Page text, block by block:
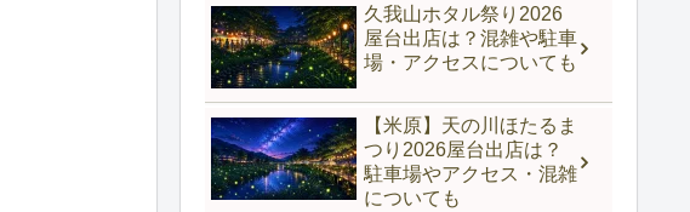
久我山ホタル祭り2026
屋台出店は？混雑や駐車
場・アクセスについても
【米原】天の川ほたるま
つり2026屋台出店は？
駐車場やアクセス・混雑
についても